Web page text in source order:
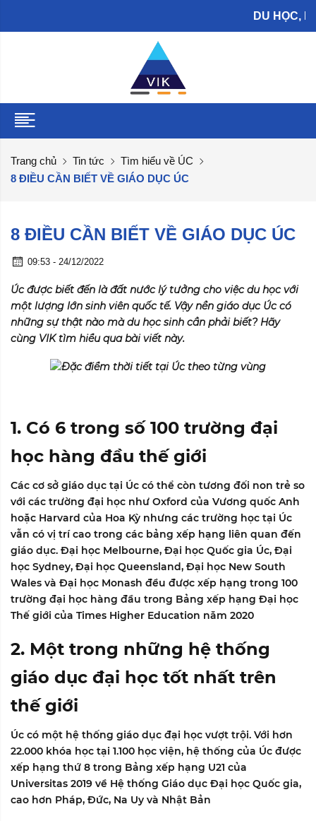
DU HỌC, LÀM
Trang chủ Tin tức
Tìm hiểu về ÚC
8 ĐIỀU CẦN BIẾT VỀ GIÁO DỤC ÚC
8 ĐIỀU CẦN BIẾT VỀ GIÁO DỤC ÚC
09:53 - 24/12/2022
Úc được biết đến là đất nước lý tưởng cho việc du học với
một lượng lớn sinh viên quốc tế. Vậy nền giáo dục Úc có
những sự thật nào mà du học sinh cần phải biết? Hãy
cùng VIKtìm hiểu qua bài viết này.
1. Có 6 trong số 100 trường đại
học hàng đầu thế giới
Các cơ sở giáo dục tại Úc có thể còn tương đối non trẻ so
với các trường đại học như Oxford của Vương quốc Anh
hoặc Harvard của Hoa Kỳ nhưng các trường học tại Úc
vẫn có vị trí cao trong các bảng xếp hạng liên quan đến
giáo dục. Đại học Melbourne, Đại học Quốc gia Úc, Đại
học Sydney, Đại học Queensland, Đại học New South
Wales và Đại học Monash đều được xếp hạng trong 100
trường đại học hàng đầu trong Bảng xếp hạng Đại học
Thế giới của Times Higher Education năm 2020
2. Một trong những hệ thống
giáo dục đại học tốt nhất trên
thế giới
Úc có một hệ thống giáo dục đại học vượt trội. Với hơn
22.000 khóa học tại 1.100 học viện, hệ thống của Úc được
xếp hạng thứ 8 trong Bảng xếp hạng U21 của
Universitas 2019 về Hệ thống Giáo dục Đại học Quốc gia,
cao hơn Pháp, Đức, Na Uy và Nhật Bản